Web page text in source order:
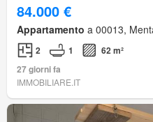
84.000 €
Appartamento a 00013,
2 1
62 m²
27 giorni fa
IMMOBILIARE.IT